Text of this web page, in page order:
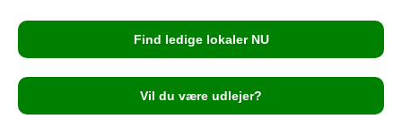
Find ledige lokaler NU
Vil du være udlejer?